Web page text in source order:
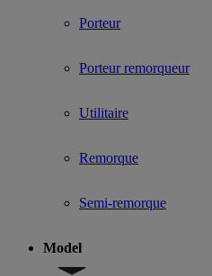
Porteur
Porteur remorqueur
Utilitaire
Remorque
Semi-remorque
Model